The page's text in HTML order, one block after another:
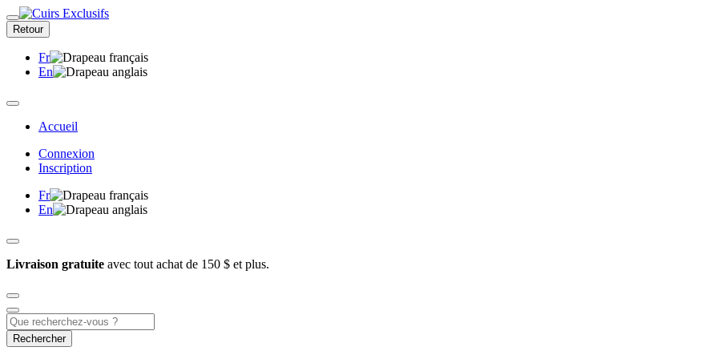
Retour
Fr
En
Accueil
Connexion
Inscription
Fr
En
Livraison gratuite avec tout achat de 150 $ et plus.
Rechercher